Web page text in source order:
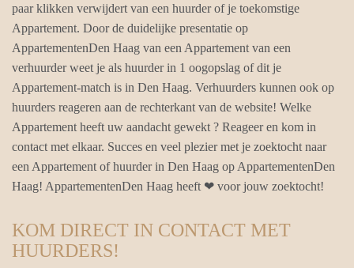
paar klikken verwijdert van een huurder of je toekomstige
Appartement. Door de duidelijke presentatie op
AppartementenDen Haag van een Appartement van een
verhuurder weet je als huurder in 1 oogopslag of dit je
Appartement-match is in Den Haag. Verhuurders kunnen ook op
huurders reageren aan de rechterkant van de website! Welke
Appartement heeft uw aandacht gewekt ? Reageer en kom in
contact met elkaar. Succes en veel plezier met je zoektocht naar
een Appartement of huurder in Den Haag op AppartementenDen
Haag! AppartementenDen Haag heeft ❤ voor jouw zoektocht!
KOM DIRECT IN CONTACT MET
HUURDERS!